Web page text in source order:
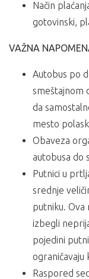
Način
gotovinski,
VAŽNA
Autobus po
smeštajnom
da
mesto
Obaveza
autobusa do
Putnici u
srednje
putniku. Ova
izbegli
pojedini
ograničavaju
Raspored